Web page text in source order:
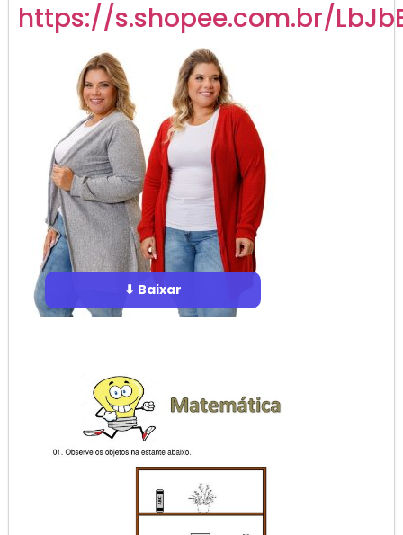
https://s.shopee.com.br/
⬇ Baixar